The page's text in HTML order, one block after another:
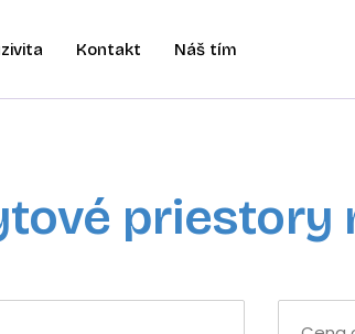
Kontakt Náš tím
priestory